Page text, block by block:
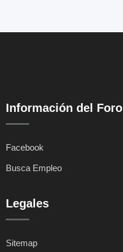
Información del Foro
Facebook
Busca Empleo
Legales
Sitemap